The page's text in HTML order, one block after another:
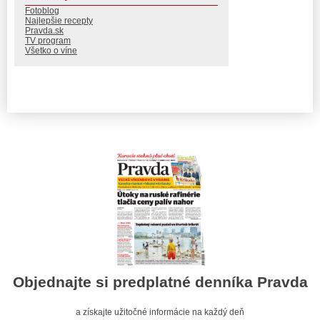
Fotoblog
Najlepšie recepty
Pravda.sk
TV program
Všetko o víne
Objednajte si predplatné denníka Pravda
a získajte užitočné informácie na každý deň